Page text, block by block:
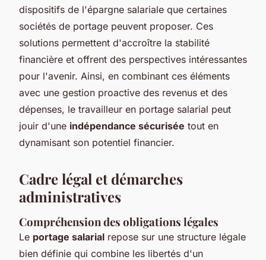
dispositifs de l'épargne salariale que certaines
sociétés de portage peuvent proposer. Ces
solutions permettent d'accroître la stabilité
financière et offrent des perspectives intéressantes
pour l'avenir. Ainsi, en combinant ces éléments
avec une gestion proactive des revenus et des
dépenses, le travailleur en portage salarial peut
jouir d'une indépendance sécurisée tout en
dynamisant son potentiel financier.
Cadre légal et démarches
administratives
Compréhension des obligations légales
Le portage salarial repose sur une structure légale
bien définie qui combine les libertés d'un